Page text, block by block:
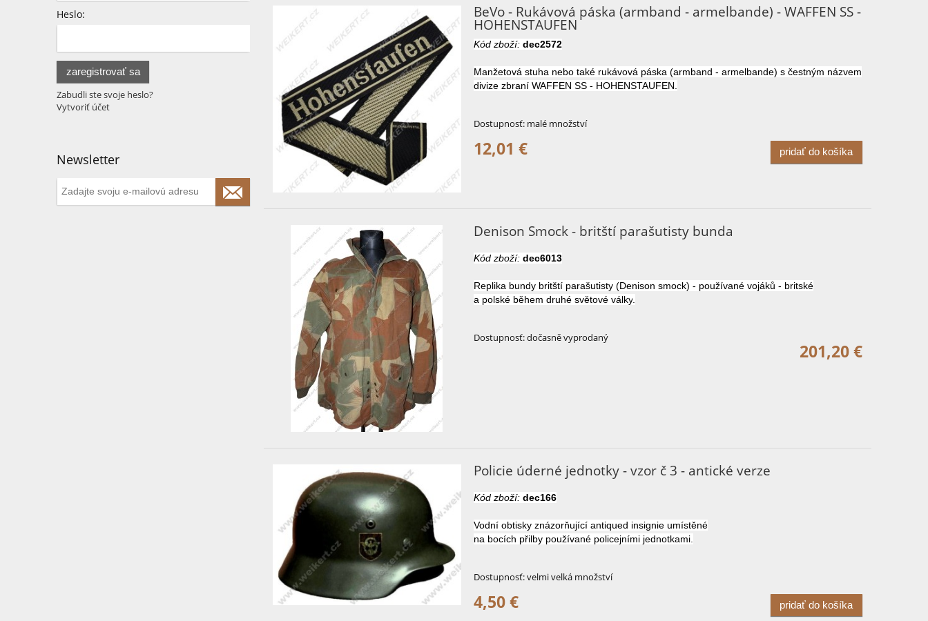
Heslo:
zaregistrovať sa
Zabudli ste svoje heslo?
Vytvoriť účet
Newsletter
BeVo - Rukávová páska (armband - armelbande) - WAFFEN SS -
HOHENSTAUFEN
Kód zboží: dec2572
Manžetová stuha nebo také rukávová páska (armband - armelbande) s čestným názvem
divize zbraní WAFFEN SS - HOHENSTAUFEN.
Dostupnosť: malé množství
12,01 € pridať do košíka
Denison Smock - britští parašutisty bunda
Kód zboží: dec6013
Replika bundy britští parašutisty (Denison smock) - používané vojáků - britské
a polské během druhé světové války.
Dostupnosť:dočasně vyprodaný
201,20 €
Policie úderné jednotky - vzor č 3 - antické verze
Kód zboží: dec166
Vodní obtisky znázorňující antiqued insignie umístěné
na bocích přilby používané policejními jednotkami.
Dostupnosť:velmi velká množství
4,50 € pridať do košíka